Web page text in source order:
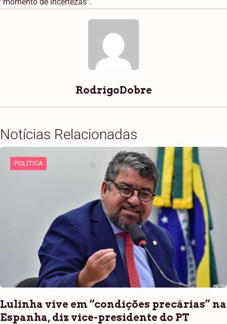
RodrigoDobre
Notícias Relacionadas
POLÍTICA
Lulinha vive em “condições precárias” na
Espanha, diz vice-presidente do PT